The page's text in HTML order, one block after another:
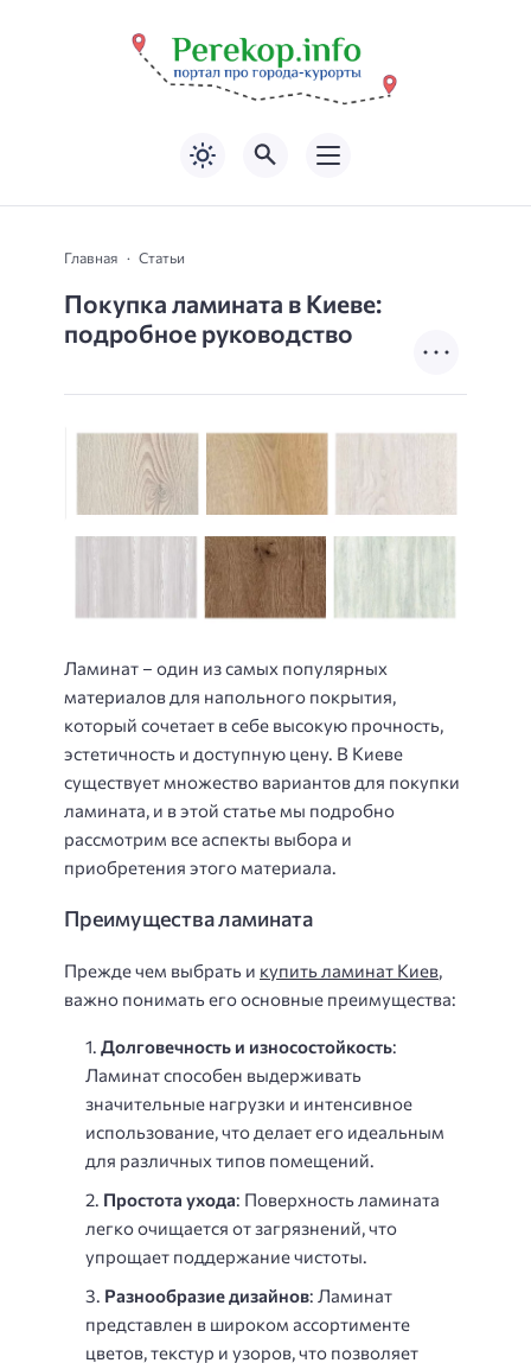
Главная Статьи
Покупка ламината в Киеве:
подробное руководство
Ламинат – один из самых популярных
материалов для напольного покрытия,
который сочетает в себе высокую прочность,
эстетичность и доступную цену. В Киеве
существует множество вариантов для покупки
ламината, и в этой статье мы подробно
рассмотрим все аспекты выбора и
приобретения этого материала.
Преимущества ламината
Прежде чем выбрать и купить ламинат Киев
важно понимать его основные преимущества:
Долговечность и износостойкость:
Ламинат способен выдерживать
значительные нагрузки и интенсивное
использование, что делает его идеальным
для различных типов помещений.
Простота ухода: Поверхность ламината
легко очищается от загрязнений, что
упрощает поддержание чистоты.
Разнообразие дизайнов: Ламинат
представлен в широком ассортименте
цветов, текстур и узоров, что позволяет